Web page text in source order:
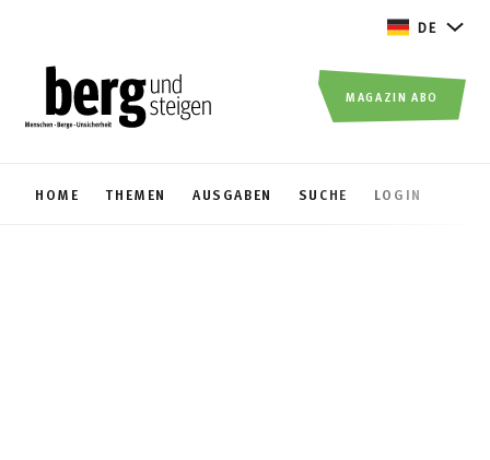
DE
HOME THEMEN AUSGABEN SUCHE LOGIN
MAGAZIN ABO